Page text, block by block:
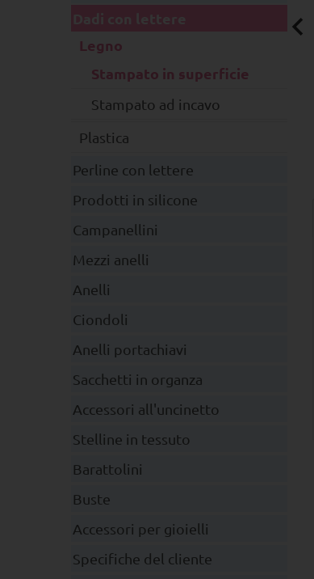
Legno
Stampato in superficie
Stampato ad incavo
Plastica
Perline con lettere
Prodotti in silicone
Campanellini
Mezzi anelli
Anelli
Ciondoli
Anelli portachiavi
Sacchetti in organza
Accessori all'uncinetto
Stelline in tessuto
Barattolini
Buste
Accessori per gioielli
Specifiche del cliente